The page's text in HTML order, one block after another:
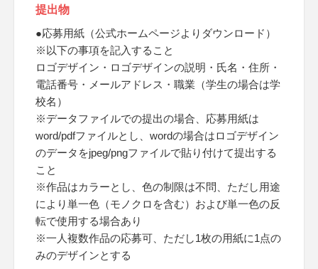
提出物
●応募用紙（公式ホームページよりダウンロード）
※以下の事項を記入すること
ロゴデザイン・ロゴデザインの説明・氏名・住所・
電話番号・メールアドレス・職業（学生の場合は学
校名）
※データファイルでの提出の場合、応募用紙は
word/pdfファイルとし、wordの場合はロゴデザイン
のデータをjpeg/pngファイルで貼り付けて提出する
こと
※作品はカラーとし、色の制限は不問、ただし用途
により単一色（モノクロを含む）および単一色の反
転で使用する場合あり
※一人複数作品の応募可、ただし1枚の用紙に1点の
みのデザインとする